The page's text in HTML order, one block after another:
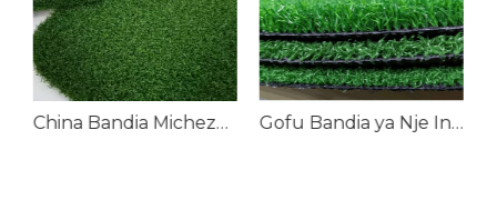
China Bandia Michezo Turf Grass Watengenezaji Gofu Bandia ya Nje Inaweka Turf ya Kijani